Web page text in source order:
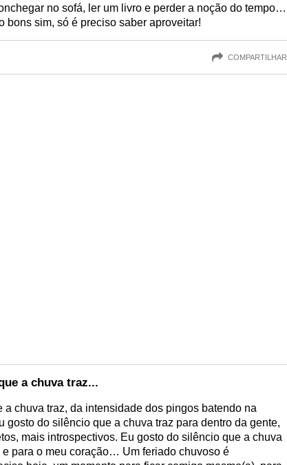
no sofá, ler um livro e perder a noção do tempo…
bons sim, só é preciso saber aproveitar!
COMPARTILHAR
a chuva traz...
a chuva traz, da intensidade dos pingos batendo na
gosto do silêncio que a chuva traz para dentro da gente,
mais introspectivos. Eu gosto do silêncio que a chuva
e para o meu coração… Um feriado chuvoso é